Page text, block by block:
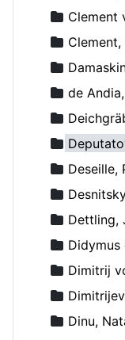
Clement
de
Deseille,
Dettling,
Didymus
Dimitrij
Dinu,